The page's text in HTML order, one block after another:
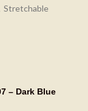
Stretchable
– Dark Blue